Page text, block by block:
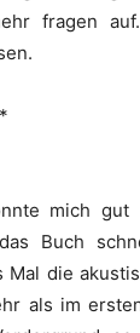
fragen
mich gut
Buch
Mal die
als im